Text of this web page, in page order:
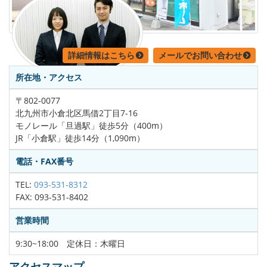
詳細情報はこちら
メールでお問い合わせ
所在地・アクセス
〒802-0077
北九州市小倉北区馬借2丁目7-16
モノレール「旦過駅」徒歩5分（400m）
JR「小倉駅」徒歩14分（1,090m）
電話・FAX番号
TEL: 093-531-8312
FAX: 093-531-8402
営業時間
9:30~18:00 定休日：木曜日